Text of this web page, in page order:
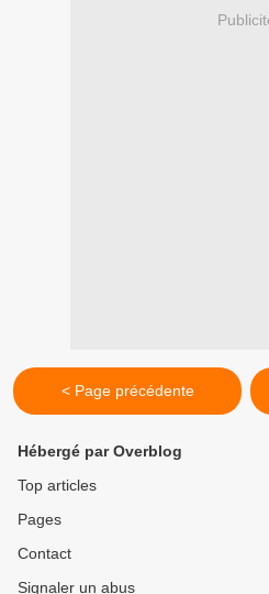
< Page précédente
Hébergé par Overblog
Top articles
Pages
Contact
Signaler un abus